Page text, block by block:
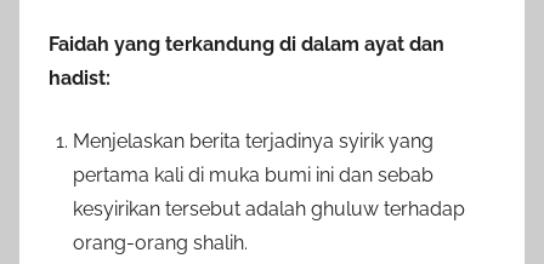
Faidah yang terkandung di dalam ayat dan
hadist:
Menjelaskan berita terjadinya syirik yang
pertama kali di muka bumi ini dan sebab
kesyirikan tersebut adalah ghuluw terhadap
orang-orang shalih.